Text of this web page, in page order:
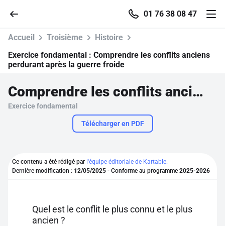
01 76 38 08 47
Parcourir
Se connecter
Pour profiter de 10 contenus offerts.
Accueil Troisième
Histoire
Exercice fondamental : Comprendre les conflits anciens
perdurant après la guerre froide
Comprendre les conflits anciens perdurant après la guerre froide
Exercice fondamental
Télécharger en PDF
Ce contenu a été rédigé par l'équipe éditoriale de Kartable.
Dernière modification : 12/05/2025 - Conforme au programme 2025-2026
Quel est le conflit le plus connu et le plus
ancien ?